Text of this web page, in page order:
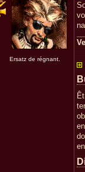
Ersatz de régnant.